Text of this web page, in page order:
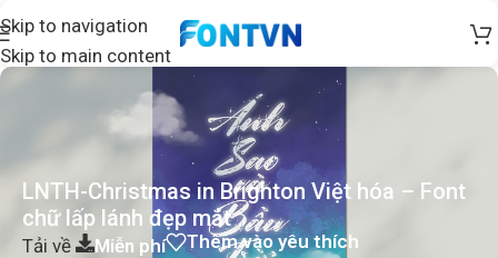
Skip to navigation
Skip to main content
LNTH-Christmas in Brighton Việt hóa – Font
chữ lấp lánh đẹp mắt
Tải về Miễn phí Thêm vào yêu thích